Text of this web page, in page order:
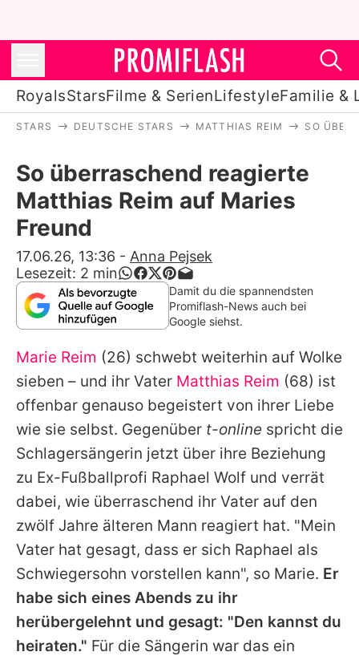
RoyalsStarsFilme & SerienLifestyleFamilie &
Stars
Filme & Serien
Lifestyle
Familie & Liebe
Promiflash Exklusiv
Alle Themen auf Promiflash
Jobs
App runterladen
Team
Redaktionelle Richtlinien
Impressum
Datenschutzerklärung
Utiq verwalten
STARS DEUTSCHE STARS MATTHIAS REIM SO
So überraschend reagierte
Matthias Reim auf Maries
Freund
17.06.26, 13:36 - Anna Pejsek
Lesezeit: 2 min
Damit du die spannendsten
Promiflash-News auch bei
Google siehst.
Marie Reim (26) schwebt weiterhin auf Wolke
sieben – und ihr Vater Matthias Reim (68) ist
offenbar genauso begeistert von ihrer Liebe
wie sie selbst. Gegenüber t-online spricht die
Schlagersängerin jetzt über ihre Beziehung
zu Ex-Fußballprofi Raphael Wolf und verrät
dabei, wie überraschend ihr Vater auf den
zwölf Jahre älteren Mann reagiert hat. "Mein
Vater hat gesagt, dass er sich Raphael als
Schwiegersohn vorstellen kann", so Marie. Er
habe sich eines Abends zu ihr
herübergelehnt und gesagt: "Den kannst du
heiraten." Für die Sängerin war das ein